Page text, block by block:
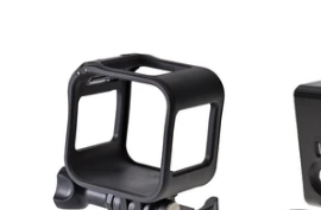
注文について 製品